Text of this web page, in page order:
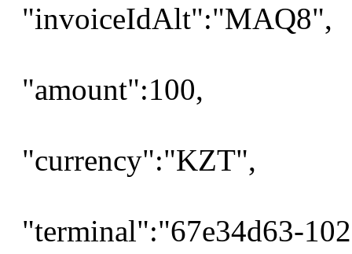
"invoiceIdAlt":"MAQ8",
"amount":100,
"currency":"KZT",
"terminal":"67e34d63-